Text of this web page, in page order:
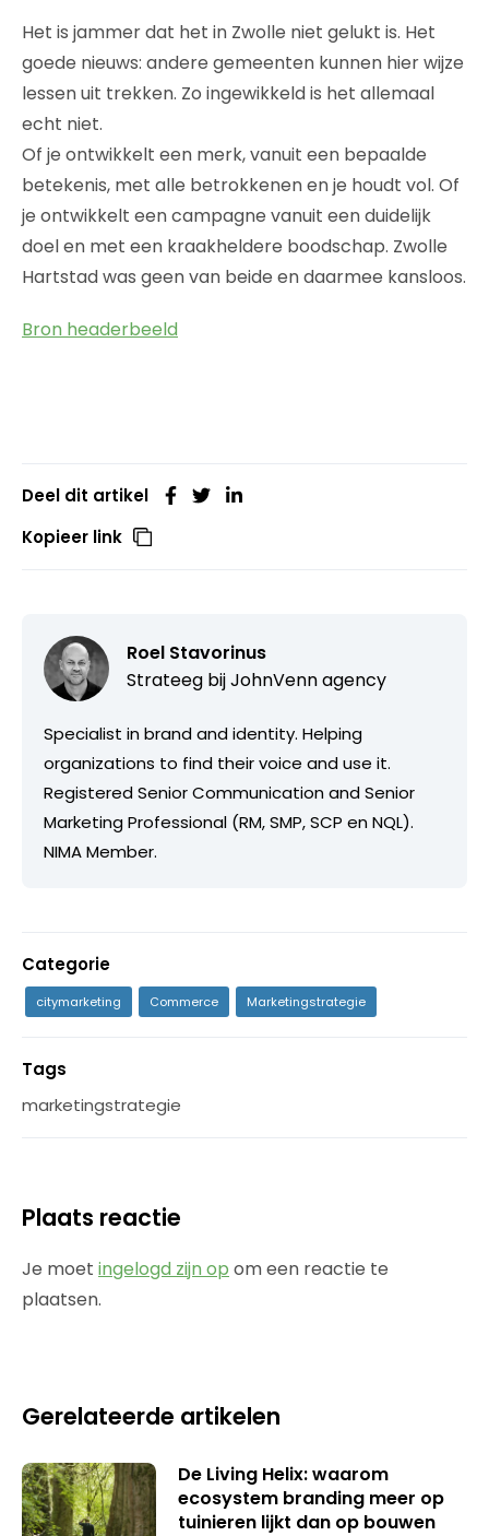
Het is jammer dat het in Zwolle niet gelukt is. Het
goede nieuws: andere gemeenten kunnen hier wijze
lessen uit trekken. Zo ingewikkeld is het allemaal
echt niet.
Of je ontwikkelt een merk, vanuit een bepaalde
betekenis, met alle betrokkenen en je houdt vol. Of
je ontwikkelt een campagne vanuit een duidelijk
doel en met een kraakheldere boodschap. Zwolle
Hartstad was geen van beide en daarmee kansloos.
Bron headerbeeld
Deel dit artikel
Kopieer link
Roel Stavorinus
Strateeg bijJohnVenn agency
Specialist in brand and identity. Helping
organizations to find their voice and use it.
Registered Senior Communication and Senior
Marketing Professional (RM, SMP, SCP en NQL).
NIMA Member.
Categorie
citymarketing Commerce Marketingstrategie
Tags
marketingstrategie
Plaats reactie
Je moet ingelogd zijn op om een reactie te
plaatsen.
Gerelateerde artikelen
De Living Helix: waarom
ecosystem branding meer op
tuinieren lijkt dan op bouwen